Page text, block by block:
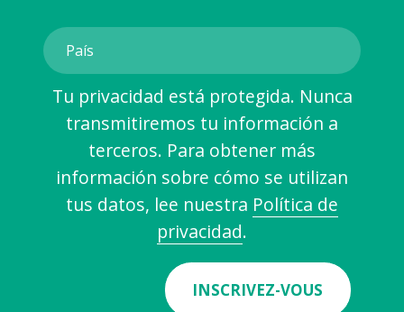
Tu privacidad está protegida. Nunca
transmitiremos tu información a
terceros. Para obtener más
información sobre cómo se utilizan
tus datos, lee nuestra Política de
privacidad.
INSCRIVEZ-VOUS